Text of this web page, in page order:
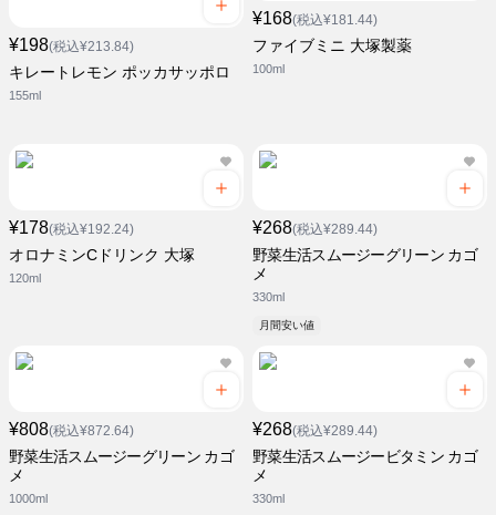
¥198(税込¥213.84)
キレートレモン ポッカサッポロ
155ml
¥168(税込¥181.44)
ファイブミニ 大塚製薬
100ml
¥178(税込¥192.24)
オロナミンCドリンク 大塚
120ml
¥268(税込¥289.44)
野菜生活スムージーグリーン カゴ
メ
330ml
月間安い値
¥808(税込¥872.64)
野菜生活スムージーグリーン カゴ
メ
1000ml
¥268(税込¥289.44)
野菜生活スムージービタミン カゴ
メ
330ml